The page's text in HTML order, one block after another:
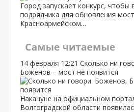
Город запускает конкурс, чтобы
подрядчика для обновления
Красноармейском…
Самые читаемые
14 февраля 12:21 Сколько ни
Боженов – мост не появится
Накануне на официальном
Волгоградской области